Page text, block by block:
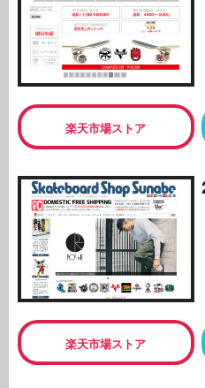
楽天市場ストア
楽天市場ストア